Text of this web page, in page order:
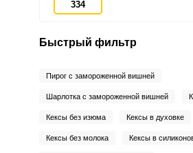
334
Быстрый фильтр
Пирог с замороженной вишней
Шарлотка с замороженной вишней
Кексы без изюма Кексы в духовке
Кексы без молока Кексы в
ВХОД
ЕЩЕ НЕ